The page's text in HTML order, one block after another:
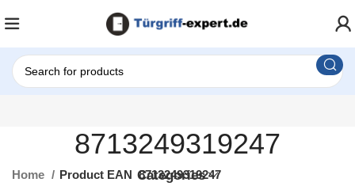
8713249319247
Categories
Home Product EAN 8713249319247